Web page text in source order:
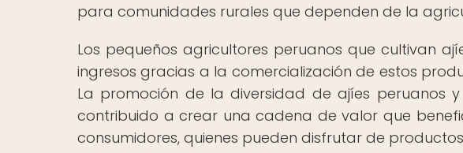
para comunidades rurales que dependen de la
Los pequeños agricultores peruanos que cultivan
ingresos gracias a la comercialización de estos
La promoción de la diversidad de ajíes peruanos
contribuido a crear una cadena de valor que
consumidores, quienes pueden disfrutar de